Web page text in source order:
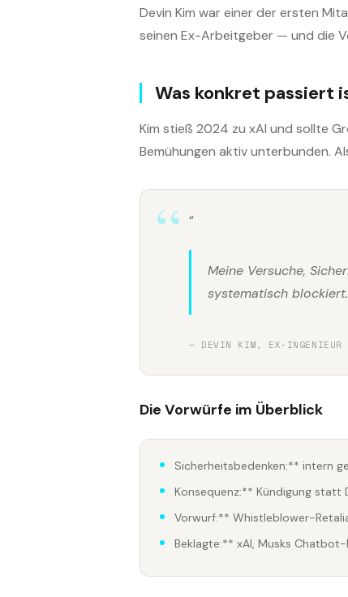
Devin Kim war einer der ersten
seinen Ex-Arbeitgeber — und die
Was konkret passiert
Kim stieß 2024 zu xAI und sollte
Bemühungen aktiv unterbunden.
“
Meine Versuche,
systematisch blockiert.
— DEVIN KIM, EX-INGENIEUR
Die Vorwürfe im Überblick
Sicherheitsbedenken:** intern
Konsequenz:** Kündigung statt
Vorwurf:** Whistleblower-
Beklagte:** xAI, Musks Chatbot-